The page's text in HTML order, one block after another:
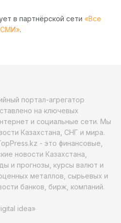
в партнёрской сети «Все
СМИ».
портал-агрегатор
на ключевых
и социальные сети. Мы
Казахстана, СНГ и мира.
- это финансовые,
новости Казахстана,
и прогнозы, курсы валют и
металлов, сырьевых и
банков, бирж, компаний.
idea»